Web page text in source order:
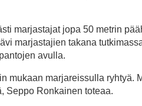
marjastajat jopa 50 metrin
marjastajien takana
avulla.
mukaan marjareissulla ryhtyä.
Seppo Ronkainen toteaa.